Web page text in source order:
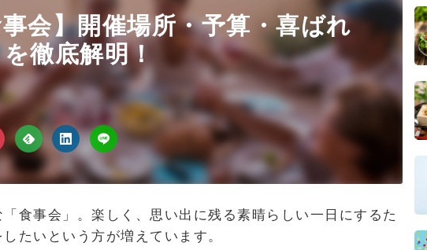
会】開催場所・予算・喜ばれ
徹底解明！
食事会」。楽しく、思い出に残る素晴らしい一日にするた
たいという方が増えています。